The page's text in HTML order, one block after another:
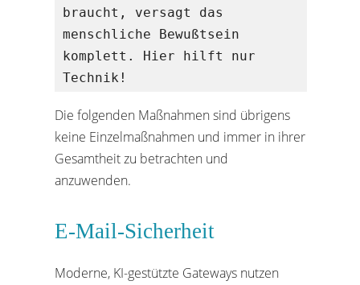
braucht, versagt das
menschliche Bewußtsein
komplett. Hier hilft nur
Technik!
Die folgenden Maßnahmen sind übrigens
keine Einzelmaßnahmen und immer in ihrer
Gesamtheit zu betrachten und
anzuwenden.
E-Mail-Sicherheit
Moderne, KI-gestützte Gateways nutzen